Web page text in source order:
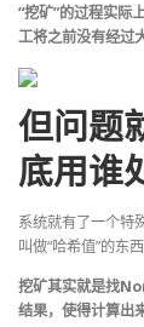
“挖矿”的过程实际
工将之前没有经过
但问题
底用谁
系统就有了一个特
叫做“哈希值”的东
挖矿其实就是找
结果，使得计算出